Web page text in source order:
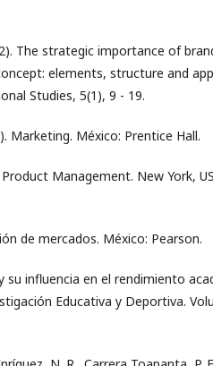
The strategic importance of
elements, structure and
Studies, 5(1), 9 - 19.
Marketing. México: Prentice Hall.
Management. New York,
de mercados. México: Pearson.
su influencia en el rendimiento
Educativa y Deportiva.